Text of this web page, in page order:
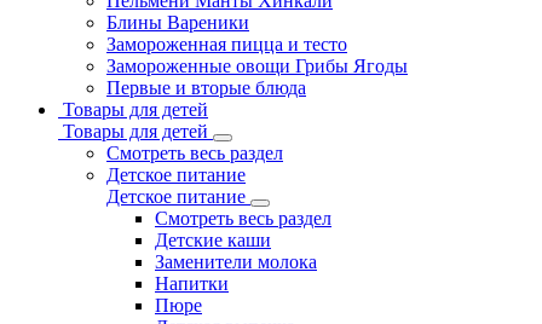
Блины Вареники
Замороженная пицца и тесто
Замороженные овощи Грибы Ягоды
Первые и вторые блюда
Товары для детей
Товары для детей
Смотреть весь раздел
Детское питание
Детское питание
Смотреть весь раздел
Детские каши
Заменители молока
Напитки
Пюре